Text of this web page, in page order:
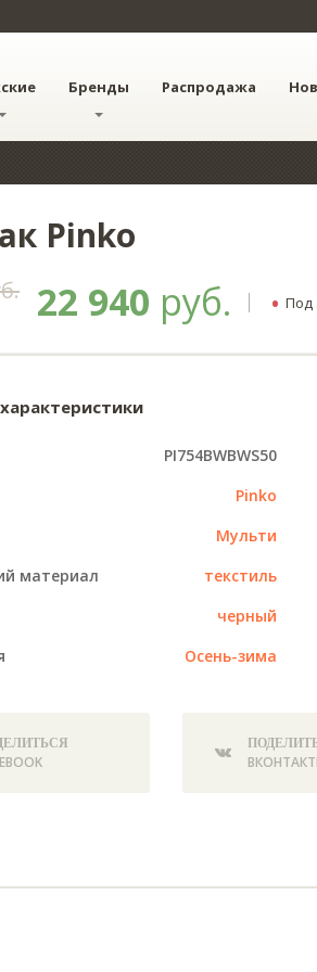
Бренды Распродажа
Pinko
22 940 руб. • Под
PI754BWBWS50
Pinko
Мульти
материал
текстиль
черный
Осень-зима